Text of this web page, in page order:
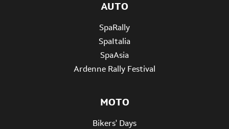
AUTO
SpaRally
SpaItalia
SpaAsia
Ardenne Rally Festival
MOTO
Bikers' Days